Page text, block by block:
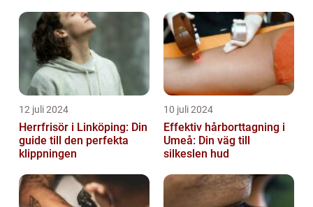
12 juli 2024
Herrfrisör i Linköping: Din
guide till den perfekta
klippningen
10 juli 2024
Effektiv hårborttagning i
Umeå: Din väg till
silkeslen hud